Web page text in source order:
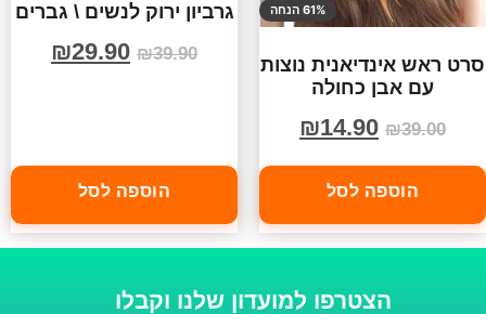
61% הנחה
סרט ראש אינדיאנית נוצות
עם אבן כחולה
₪39.00
₪14.90
הוספה לסל
גרביון ירוק לנשים \ גברים
₪39.90
₪29.90
הוספה לסל
הצטרפו למועדון שלנו וקבלו